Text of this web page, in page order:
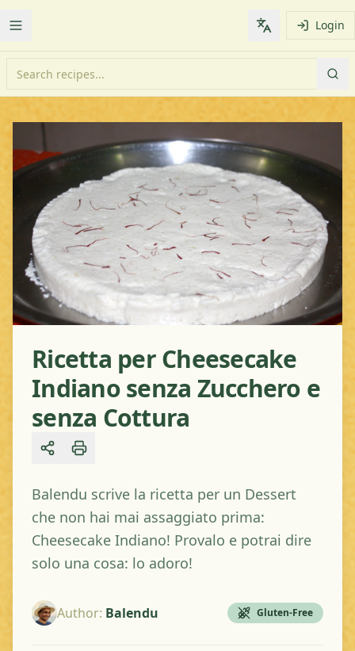
Toggle Menu Change Login
Ricetta per Cheesecake
Indiano senza Zucchero e
senza Cottura
Share
Balendu scrive la ricetta per un Dessert
che non hai mai assaggiato prima:
Cheesecake Indiano! Provalo e potrai dire
solo una cosa: lo adoro!
Author: Balendu Gluten-Free